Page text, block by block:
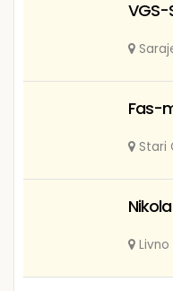
VGS-
Fas-
Stari
Nikola
Livno